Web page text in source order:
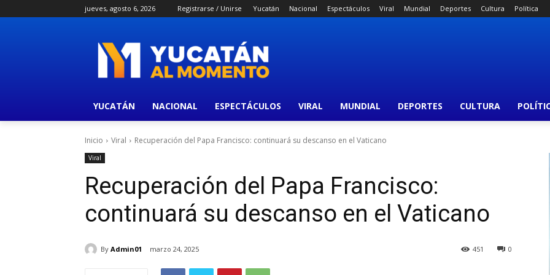
jueves, agosto 6, 2026 Registrarse / Unirse Yucatán Nacional Espectáculos Viral Mundial Deportes Cultura Política
YUCATÁN NACIONAL ESPECTÁCULOS VIRAL MUNDIAL DEPORTES CULTURA
Inicio Viral Recuperación del Papa Francisco: continuará su descanso en el Vaticano
Viral
Recuperación del Papa Francisco:
continuará su descanso en el Vaticano
By Admin01 marzo 24, 2025 0
451